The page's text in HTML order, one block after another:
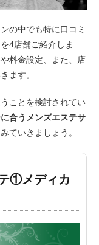
の中でも特に口コミ
4店舗ご紹介しま
料金設定、また、店
ます。
ことを検討されてい
合うメンズエステサ
ていきましょう。
①メディカ